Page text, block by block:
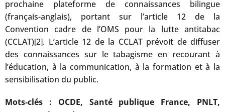
prochaine plateforme de connaissances bilingue
(français-anglais), portant sur l’article 12 de la
Convention cadre de l’OMS pour la lutte antitabac
(CCLAT)[2]. L’article 12 de la CCLAT prévoit de diffuser
des connaissances sur le tabagisme en recourant à
l’éducation, à la communication, à la formation et à la
sensibilisation du public.
Mots-clés : OCDE, Santé publique France, PNLT,